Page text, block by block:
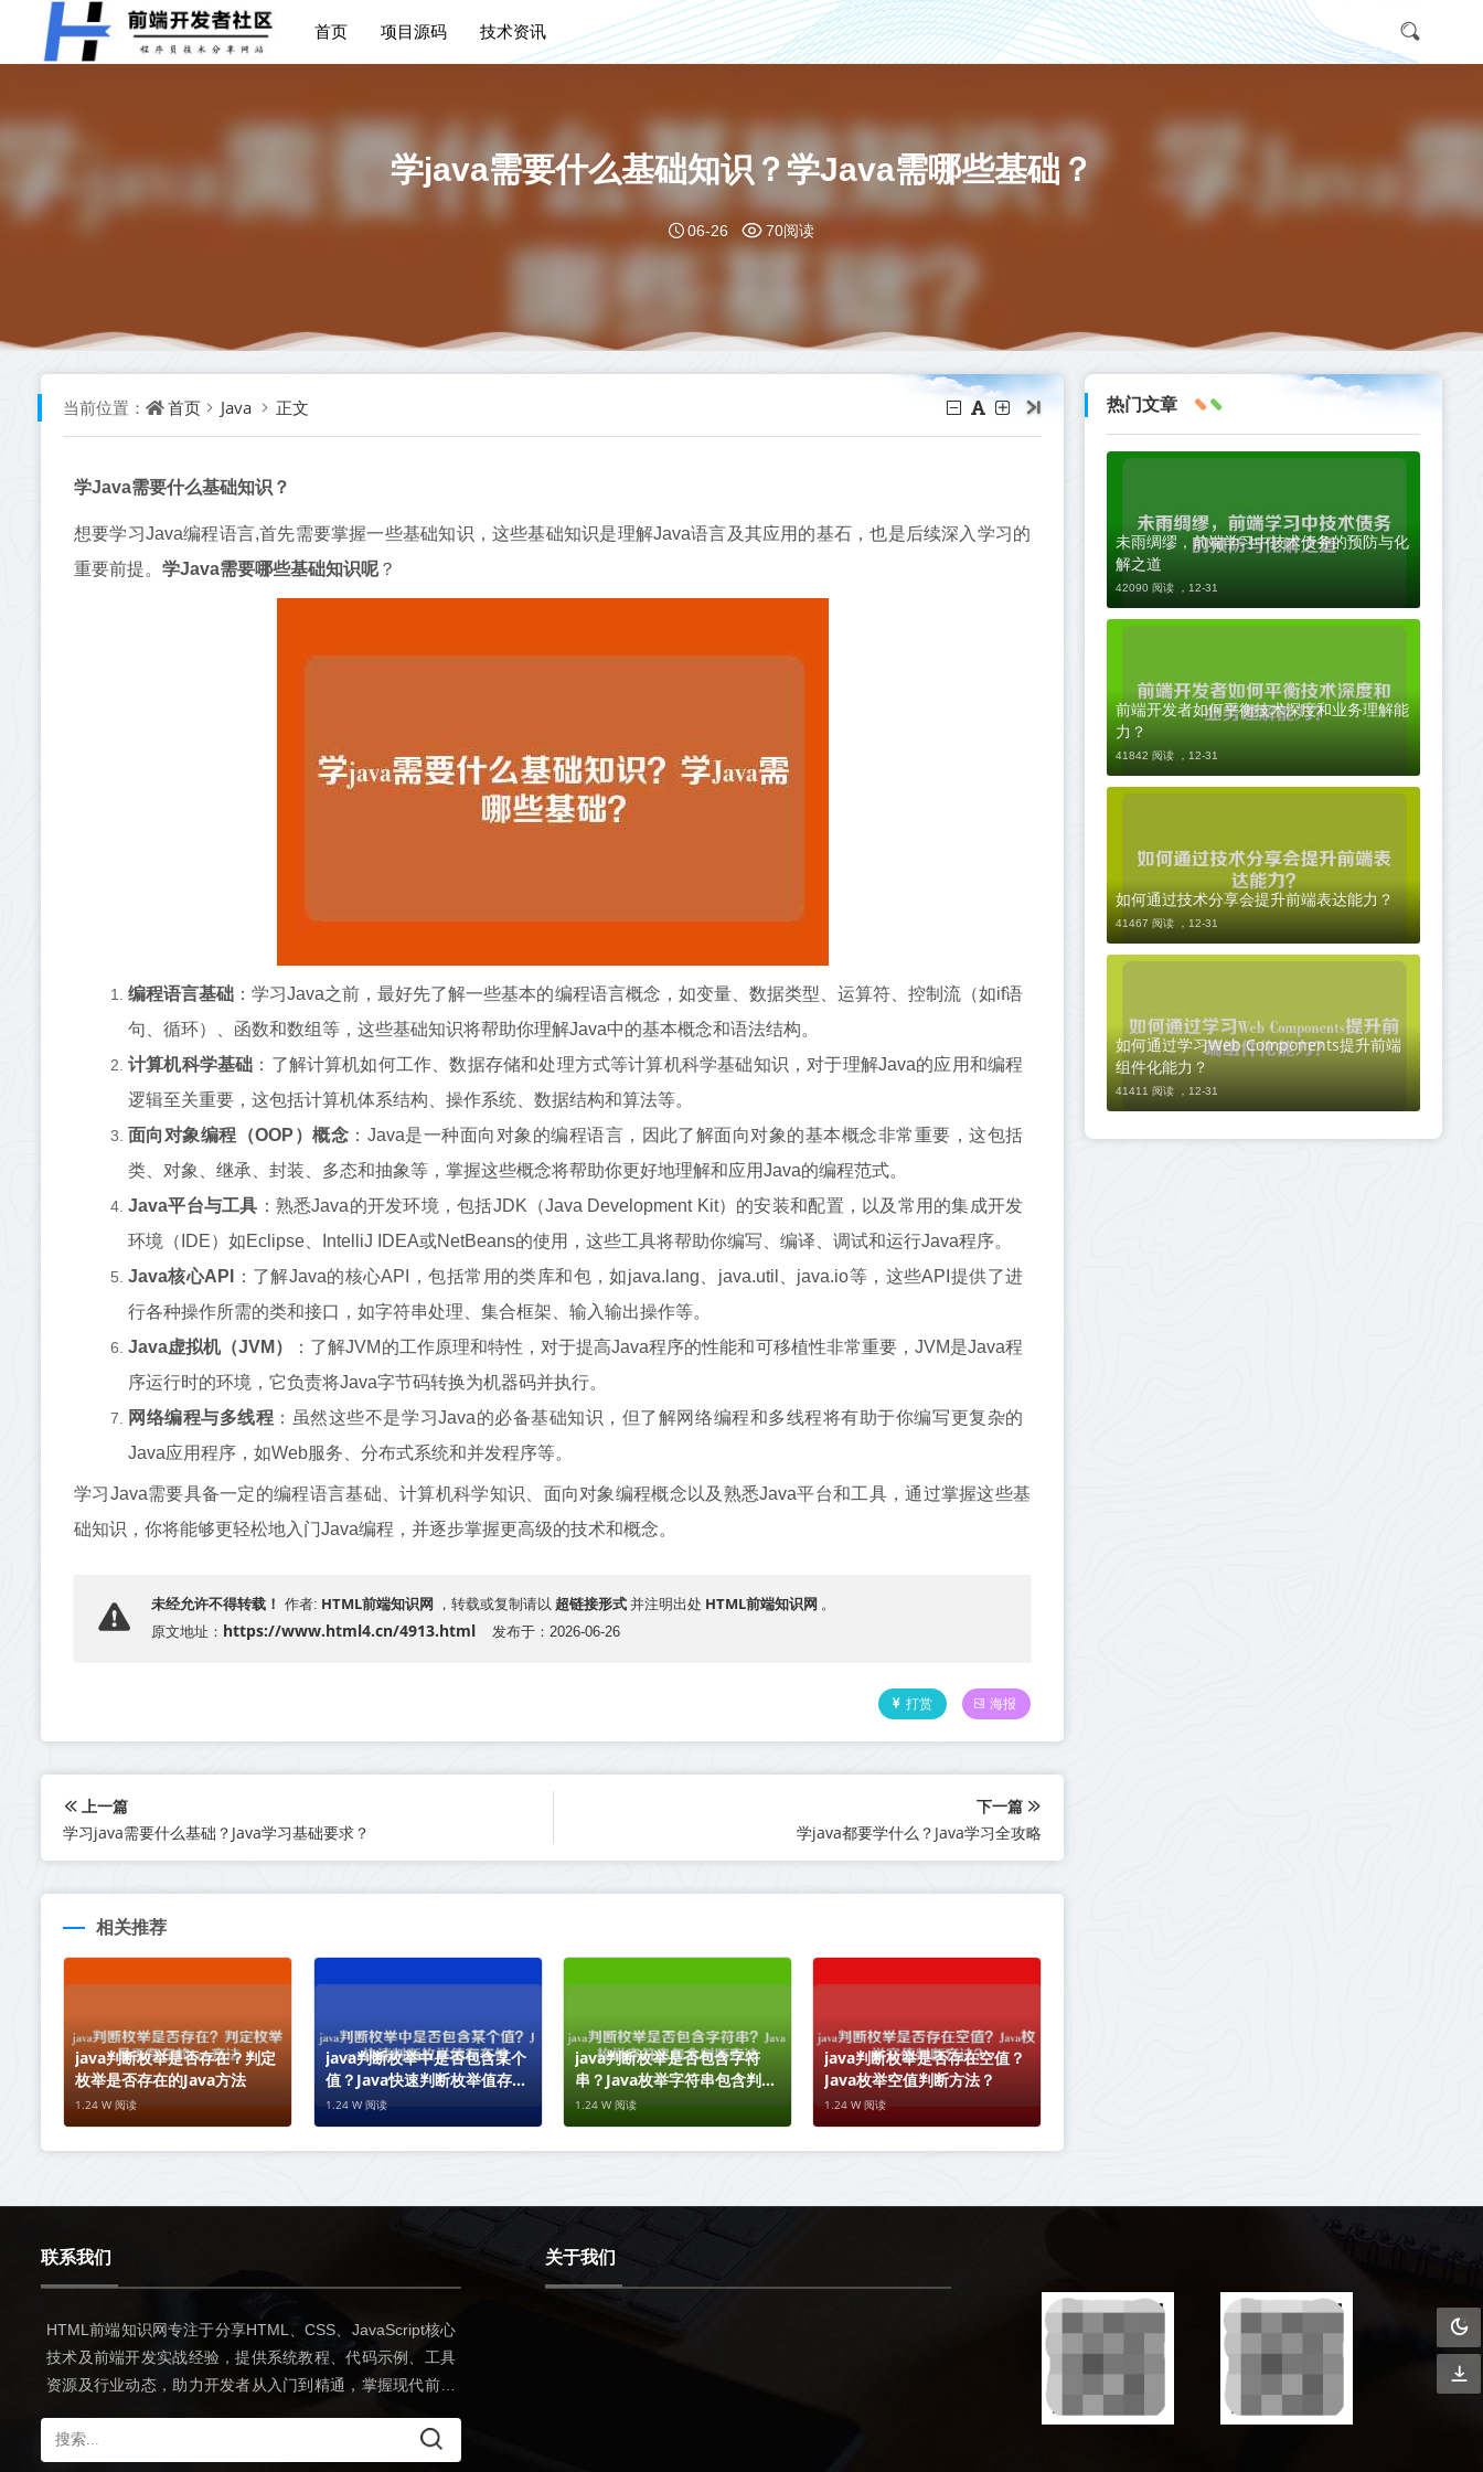
首页 项目源码 技术资讯
学java需要什么基础知识？学Java需哪些基础？
06-26 70阅读
当前位置： 首页 Java 正文
学Java需要什么基础知识？
想要学习Java编程语言,首先需要掌握一些基础知识，这些基础知识是理解Java语言及其应用的基石，也是后续深入学习的
重要前提。 学Java需要哪些基础知识呢 ？
编程语言基础 ：学习Java之前，最好先了解一些基本的编程语言概念，如变量、数据类型、运算符、控制流（如if语
句、循环）、函数和数组等，这些基础知识将帮助你理解Java中的基本概念和语法结构。
计算机科学基础 ：了解计算机如何工作、数据存储和处理方式等计算机科学基础知识，对于理解Java的应用和编程
逻辑至关重要，这包括计算机体系结构、操作系统、数据结构和算法等。
面向对象编程（OOP）概念 ：Java是一种面向对象的编程语言，因此了解面向对象的基本概念非常重要，这包括
类、对象、继承、封装、多态和抽象等，掌握这些概念将帮助你更好地理解和应用Java的编程范式。
Java平台与工具 ：熟悉Java的开发环境，包括JDK（Java Development Kit）的安装和配置，以及常用的集成开发
环境（IDE）如Eclipse、IntelliJ IDEA或NetBeans的使用，这些工具将帮助你编写、编译、调试和运行Java程序。
Java核心API
：了解Java的核心API，包括常用的类库和包，如java.lang、java.util、java.io等，这些API提供了进
行各种操作所需的类和接口，如字符串处理、集合框架、输入输出操作等。
Java虚拟机（JVM）
：了解JVM的工作原理和特性，对于提高Java程序的性能和可移植性非常重要，JVM是Java程
序运行时的环境，它负责将Java字节码转换为机器码并执行。
网络编程与多线程 ：虽然这些不是学习Java的必备基础知识，但了解网络编程和多线程将有助于你编写更复杂的
Java应用程序，如Web服务、分布式系统和并发程序等。
学习Java需要具备一定的编程语言基础、计算机科学知识、面向对象编程概念以及熟悉Java平台和工具，通过掌握这些基
础知识，你将能够更轻松地入门Java编程，并逐步掌握更高级的技术和概念。
未经允许不得转载！ 作者: HTML前端知识网 ，转载或复制请以 超链接形式 并注明出处 HTML前端知识网 。
原文地址： https://www.html4.cn/4913.html 发布于：2026-06-26
打赏 海报
上一篇
学习java需要什么基础？Java学习基础要求？
下一篇
学java都要学什么？Java学习全攻略
相关推荐
java判断枚举是否存在？判定
枚举是否存在的Java方法
1.24 W 阅读
java判断枚举中是否包含某个
值？Java快速判断枚举值存在
性
1.24 W 阅读
java判断枚举是否包含字符
串？Java枚举字符串包含判断
方法
1.24 W 阅读
java判断枚举是否存在空值？
Java枚举空值判断方法？
1.24 W 阅读
热门文章
未雨绸缪，前端学习中技术债务的预防与化
解之道
42090 阅读 ， 12-31
前端开发者如何平衡技术深度和业务理解能
力？
41842 阅读 ， 12-31
如何通过技术分享会提升前端表达能力？
41467 阅读 ， 12-31
如何通过学习Web Components提升前端
组件化能力？
41411 阅读 ， 12-31
联系我们
HTML前端知识网专注于分享HTML、CSS、JavaScript核心
技术及前端开发实战经验，提供系统教程、代码示例、工具
资源及行业动态，助力开发者从入门到精通，掌握现代前端
关于我们